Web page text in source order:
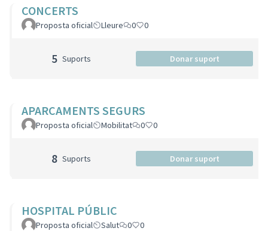
CONCERTS
Proposta oficial Lleure 0 0
5 Suports Donar suport
APARCAMENTS SEGURS
Proposta oficial Mobilitat 0 0
8 Suports Donar suport
HOSPITAL PÚBLIC
Proposta oficial Salut 0 0